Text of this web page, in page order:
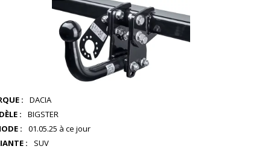
:
DACIA
:
BIGSTER
:
01.05.25 à ce jour
:
SUV